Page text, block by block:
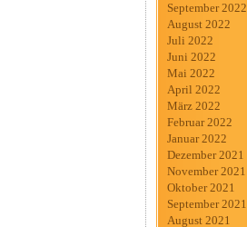
September 2022
August 2022
Juli 2022
Juni 2022
Mai 2022
April 2022
März 2022
Februar 2022
Januar 2022
Dezember 2021
November 2021
Oktober 2021
September 2021
August 2021